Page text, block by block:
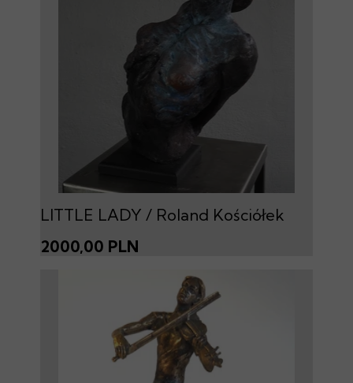
LITTLE LADY / Roland Kościółek
2000,00 PLN